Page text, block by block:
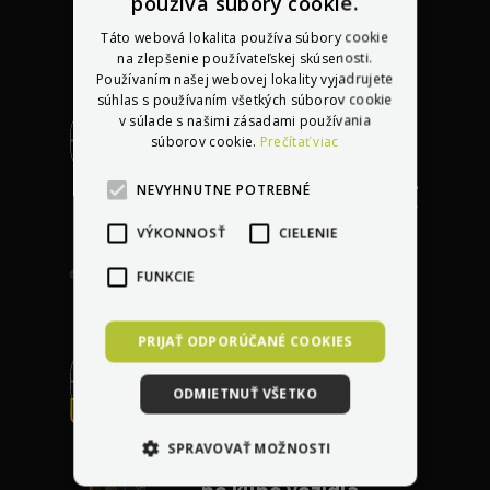
Profesionálny servis u
doma kdekoľvek v
Európe
Bezplatná oprava
akéhokoľvek
Táto webová lokalita používa súbory cookie
na zlepšenie používateľskej skúsenosti.
Používaním našej webovej lokality vyjadrujete
súhlas s používaním všetkých súborov cookie
v súlade s našimi zásadami používania
súborov cookie. Prečítať viac
NEVYHNUTNE POTREBNÉ
VÝKONNOSŤ CIELENIE
FUNKCIE
PRIJAŤ ODPORÚČANÉ COOKIES
ODMIETNUŤ VŠETKO
SPRAVOVAŤ MOŽNOSTI